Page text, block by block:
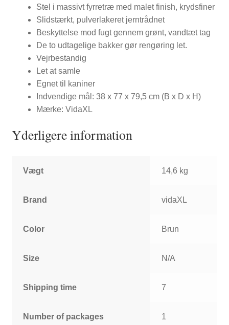
Stel i massivt fyrretræ med malet finish, krydsfiner
Slidstærkt, pulverlakeret jerntrådnet
Beskyttelse mod fugt gennem grønt, vandtæt tag
De to udtagelige bakker gør rengøring let.
Vejrbestandig
Let at samle
Egnet til kaniner
Indvendige mål: 38 x 77 x 79,5 cm (B x D x H)
Mærke: VidaXL
Yderligere information
Vægt 14,6 kg
Brand vidaXL
Color Brun
Size N/A
Shipping time 7
Number of packages 1